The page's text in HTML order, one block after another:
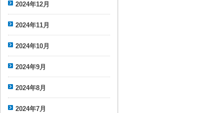
2024年12月
2024年11月
2024年10月
2024年9月
2024年8月
2024年7月